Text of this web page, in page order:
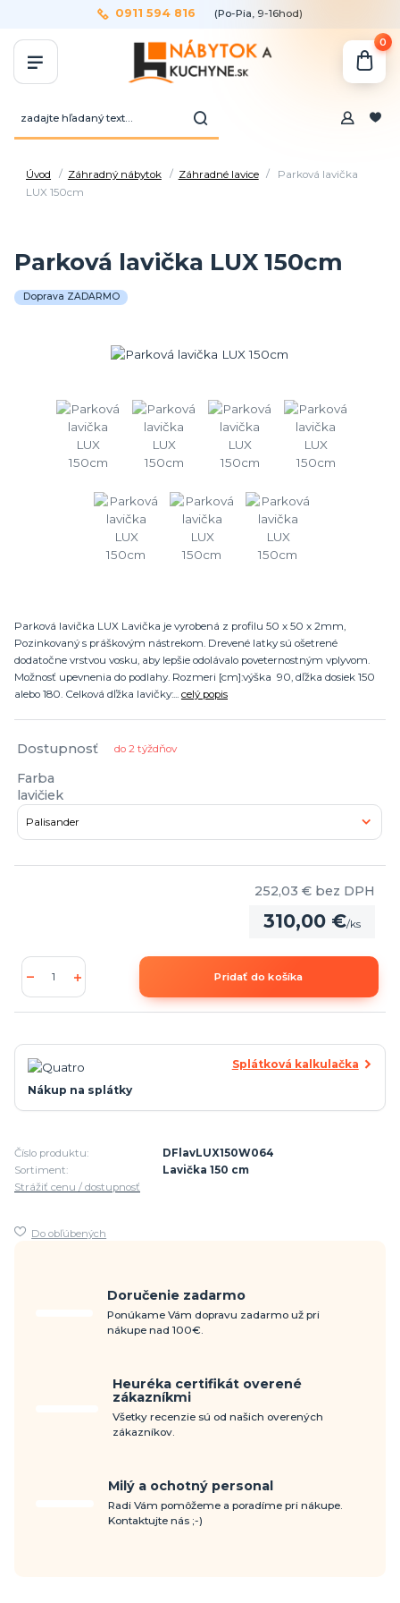
0911 594 816 (Po-Pia, 9-16hod)
0
Úvod Záhradný nábytok Záhradné lavice
Parková lavička
LUX 150cm
Parková lavička LUX 150cm
Doprava ZADARMO
Parková lavička LUX Lavička je vyrobená z profilu 50 x 50 x 2mm,
Pozinkovaný s práškovým nástrekom. Drevené latky sú ošetrené
dodatočne vrstvou vosku, aby lepšie odolávalo poveternostným vplyvom.
Možnosť upevnenia do podlahy. Rozmeri [cm]:výška 90, dľžka dosiek 150
alebo 180. Celková dľžka lavičky:... celý popis
Dostupnosť do 2 týždňov
Farba
lavičiek
310,00 €/ks
252,03 € bez DPH
Pridať do košíka
Splátková kalkulačka
Nákup na splátky
Číslo produktu:
DFlavLUX150W064
Sortiment:
Lavička 150 cm
Strážiť cenu / dostupnosť
Do obľúbených
Doručenie zadarmo
Ponúkame Vám dopravu zadarmo už pri
nákupe nad 100€.
Heuréka certifikát overené
zákazníkmi
Všetky recenzie sú od našich overených
zákazníkov.
Milý a ochotný personal
Radi Vám pomôžeme a poradíme pri nákupe.
Kontaktujte nás ;-)